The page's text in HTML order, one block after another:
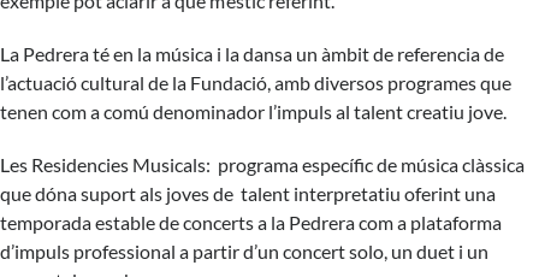
La Pedrera té en la música i la dansa un àmbit de referencia de
l’actuació cultural de la Fundació, amb diversos programes que
tenen com a comú denominador l’impuls al talent creatiu jove.
Les Residencies Musicals: programa específic de música clàssica
que dóna suport als joves de talent interpretatiu oferint una
temporada estable de concerts a la Pedrera com a plataforma
d’impuls professional a partir d’un concert solo, un duet i un